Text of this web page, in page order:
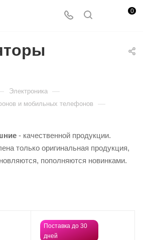
0
Электроника —
и мобильных телефонов —
- качественной продукции.
только оригинальная продукция,
пополняются новинками.
Поставка до 30
дней